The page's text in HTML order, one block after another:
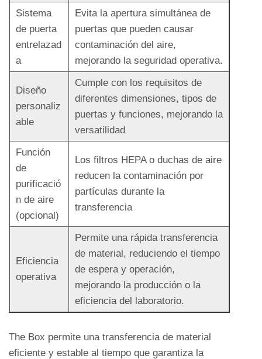
Sistema
de puerta
entrelazad
a
Evita la apertura simultánea de
puertas que pueden causar
contaminación del aire,
mejorando la seguridad operativa.
Diseño
personaliz
able
Cumple con los requisitos de
diferentes dimensiones, tipos de
puertas y funciones, mejorando la
versatilidad
Función
de
purificació
n de aire
(opcional)
Los filtros HEPA o duchas de aire
reducen la contaminación por
partículas durante la
transferencia
Eficiencia
operativa
Permite una rápida transferencia
de material, reduciendo el tiempo
de espera y operación,
mejorando la producción o la
eficiencia del laboratorio.
The Box permite una transferencia de material
eficiente y estable al tiempo que garantiza la